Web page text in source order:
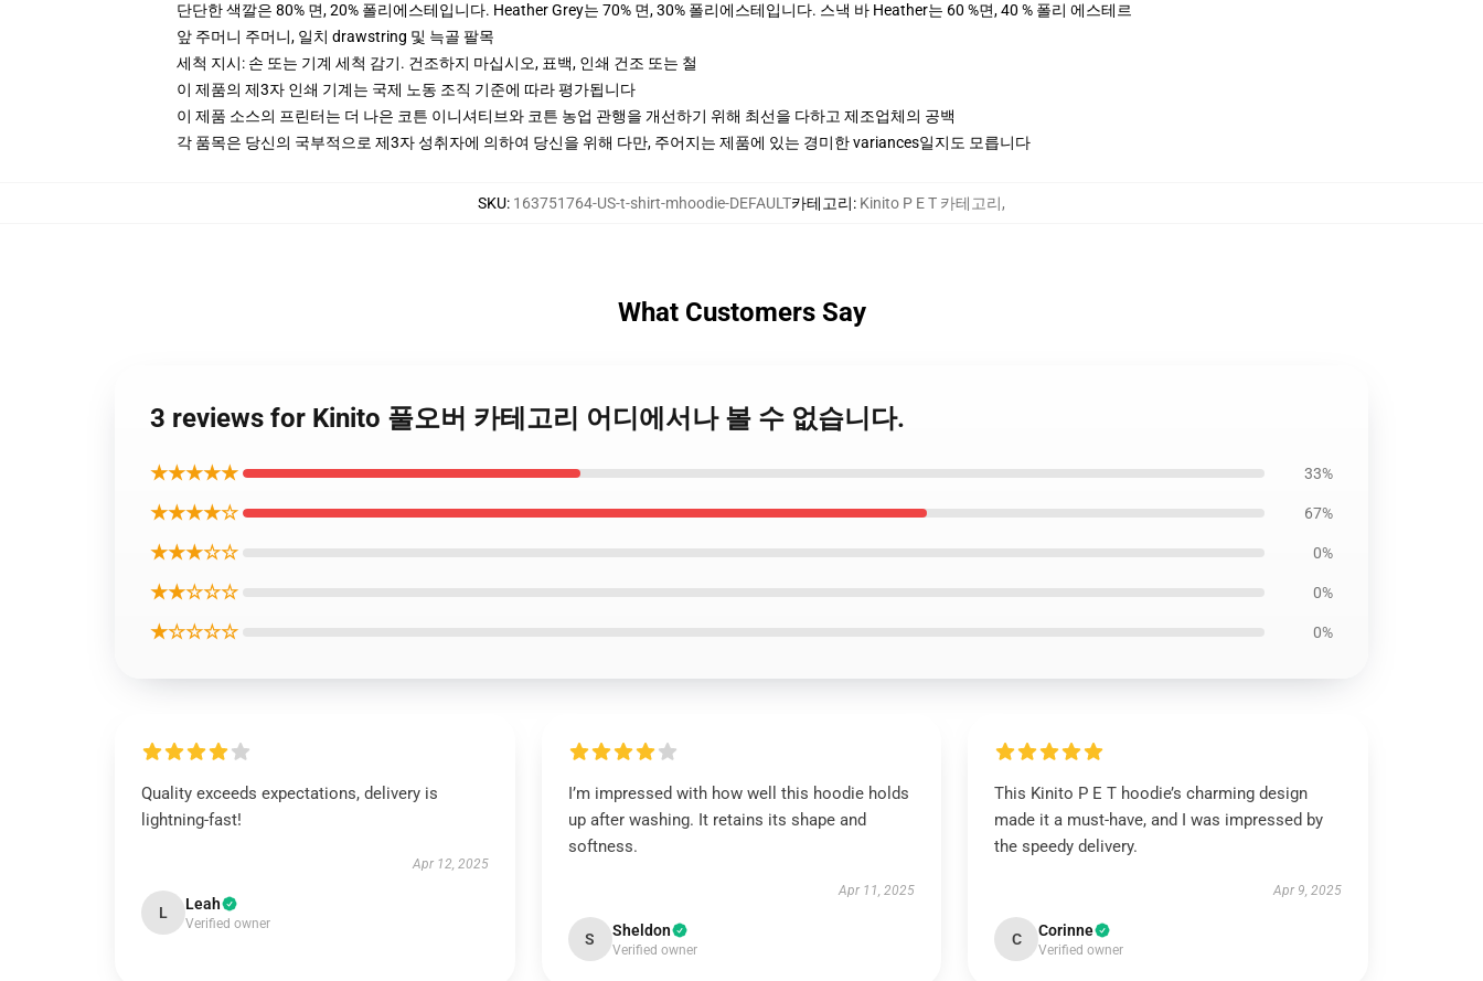
단단한 색깔은 80% 면, 20% 폴리에스테입니다. Heather Grey는 70% 면, 30% 폴리에스테입니다. 스낵 바 Heather는 60 %면, 40 % 폴리 에스테르
앞 주머니 주머니, 일치 drawstring 및 늑골 팔목
세척 지시: 손 또는 기계 세척 감기. 건조하지 마십시오, 표백, 인쇄 건조 또는 철
이 제품의 제3자 인쇄 기계는 국제 노동 조직 기준에 따라 평가됩니다
이 제품 소스의 프린터는 더 나은 코튼 이니셔티브와 코튼 농업 관행을 개선하기 위해 최선을 다하고 제조업체의 공백
각 품목은 당신의 국부적으로 제3자 성취자에 의하여 당신을 위해 다만, 주어지는 제품에 있는 경미한 variances일지도 모릅니다
SKU: 163751764-US-t-shirt-mhoodie-DEFAULT카테고리: Kinito P E T 카테고리,
What Customers Say
3 reviews for Kinito 풀오버 카테고리 어디에서나 볼 수 없습니다.
★★★★★ 33%
★★★★☆ 67%
★★★☆☆ 0%
★★☆☆☆ 0%
★☆☆☆☆ 0%
Quality exceeds expectations, delivery is
lightning-fast!
Apr 12, 2025
L Leah
Verified owner
I’m impressed with how well this hoodie holds
up after washing. It retains its shape and
softness.
Apr 11, 2025
S Sheldon
Verified owner
This Kinito P E T hoodie’s charming design
made it a must-have, and I was impressed by
the speedy delivery.
Apr 9, 2025
C Corinne
Verified owner